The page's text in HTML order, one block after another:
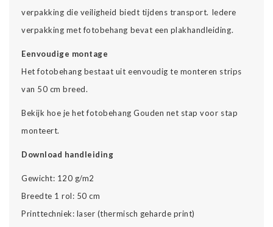
verpakking die veiligheid biedt tijdens transport. Iedere
verpakking met fotobehang bevat een plakhandleiding.
Eenvoudige montage
Het fotobehang bestaat uit eenvoudig te monteren strips
van 50 cm breed.
Bekijk hoe je het fotobehang Gouden net stap voor stap
monteert.
Download handleiding
Gewicht: 120 g/m2
Breedte 1 rol: 50 cm
Printtechniek: laser (thermisch geharde print)